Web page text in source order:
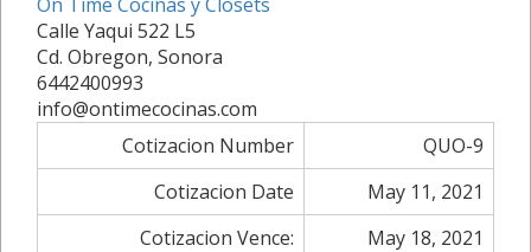
Calle Yaqui 522 L5
Cd. Obregon, Sonora
6442400993
info@ontimecocinas.com
Cotizacion Number
QUO-9
Cotizacion Date
May 11, 2021
Cotizacion Vence:
May 18, 2021